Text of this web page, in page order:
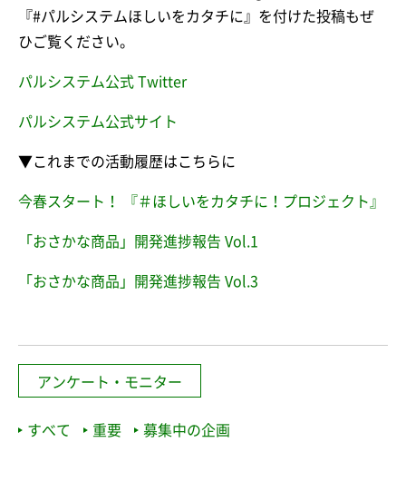
『#パルシステムほしいをカタチに』を付けた投稿もぜ
ひご覧ください。
パルシステム公式 Twitter
パルシステム公式サイト
▼これまでの活動履歴はこちらに
今春スタート！ 『＃ほしいをカタチに！プロジェクト』
「おさかな商品」開発進捗報告 Vol.1
「おさかな商品」開発進捗報告 Vol.3
アンケート・モニター
すべて 重要 募集中の企画